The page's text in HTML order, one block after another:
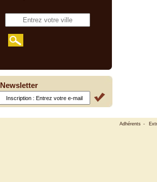
Newsletter
Adhérents -